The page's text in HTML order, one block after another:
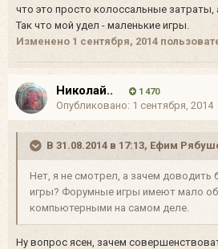
что это просто колоссальные затраты,
Так что мой удел - маленькие игры.
Изменено 1 сентября, 2014
Николай.. 1 470
Опубликовано: 1 сентября, 2014
В 31.08.2014 в 17:13, Ефим
Нет, я не смотрел, а зачем доводить
игры? Форумные игры имеют мало
компьютерными на самом деле.
Ну вопрос ясен, зачем